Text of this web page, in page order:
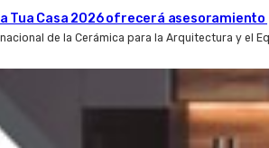
Tua Casa 2026 ofrecerá
de la Cerámica para la Arquitectura y el